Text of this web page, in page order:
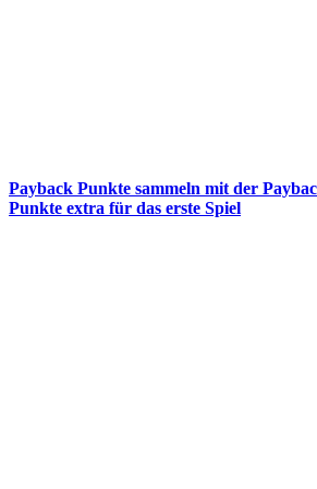
Payback Punkte sammeln mit der
Punkte extra für das erste Spiel